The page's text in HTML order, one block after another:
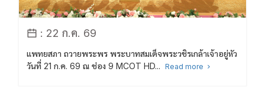
: 22 ก.ค. 69
แพทยสภา ถวายพระพร พระบาทสมเด็จพระวชิรเกล้าเจ้าอยู่หัว
วันที่ 21 ก.ค. 69 ณ ช่อง 9 MCOT HD... Read more